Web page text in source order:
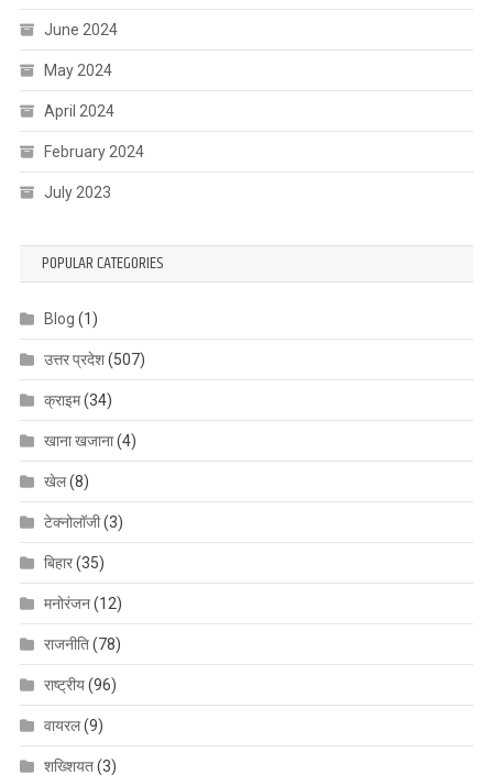
June 2024
May 2024
April 2024
February 2024
July 2023
POPULAR CATEGORIES
Blog (1)
उत्तर प्रदेश(507)
क्राइम(34)
खाना खजाना(4)
खेल(8)
टेक्नोलॉजी(3)
बिहार(35)
मनोरंजन(12)
राजनीति(78)
राष्ट्रीय(96)
वायरल(9)
शख्शियत(3)